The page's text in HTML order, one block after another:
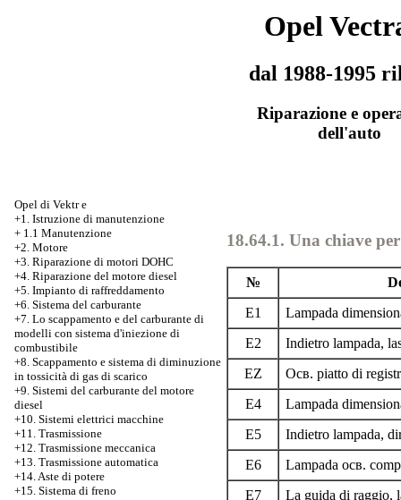
Opel
dal 1988-1995
Riparazione e
dell'auto
Opel di Vektr e
+1. Istruzione di manutenzione
+ 1.1 Manutenzione
+2. Motore
+3. Riparazione di motori DOHC
+4. Riparazione del motore diesel
+5. Impianto di raffreddamento
+6. Sistema del carburante
+7. Lo scappamento e del carburante di
modelli con sistema d'iniezione di
combustibile
+8. Scappamento e sistema di diminuzione
in tossicità di gas di scarico
+9. Sistemi del carburante del motore
diesel
+10. Sistemi elettrici macchine
+11. Trasmissione
+12. Trasmissione meccanica
+13. Trasmissione automatica
+14. Aste di potere
+15. Sistema di freno
18.64.1. Una chiave
№
E1
Lampada
E2
Indietro lampada,
EZ
Осв. piatto di
E4
Lampada
E5
Indietro lampada,
E6
Lampada осв.
E7
La guida di raggio,